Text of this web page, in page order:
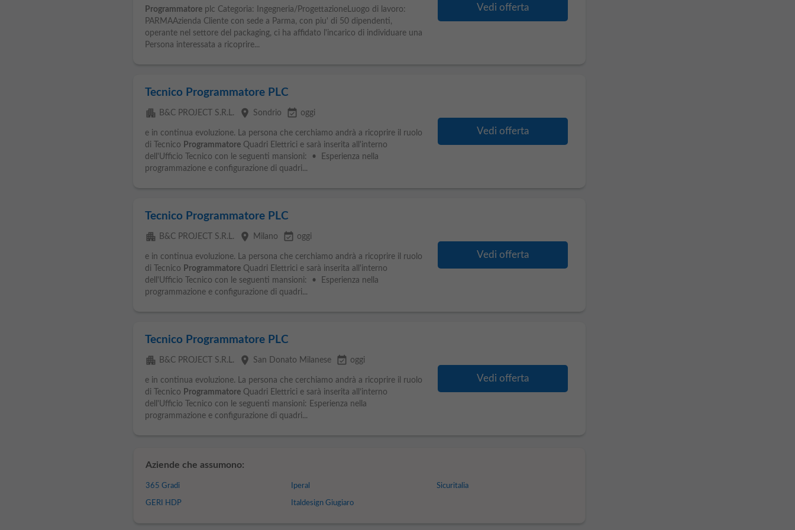
Programmatoreplc Categoria: Ingegneria/ProgettazioneLuogo di lavoro:
PARMAAzienda Cliente con sede a Parma, con piu' di 50 dipendenti,
operante nel settore del packaging, ci ha affidato l'incarico di individuare una
Persona interessata a ricoprire...
Vedi offerta
Tecnico Programmatore PLC
apartment B&C PROJECT S.R.L. place Sondrio event_available oggi
e in continua evoluzione. La persona che cerchiamo andrà a ricoprire il ruolo
di Tecnico ProgrammatoreQuadri Elettrici e sarà inserita all'interno
dell'Ufficio Tecnico con le seguenti mansioni: • Esperienza nella
programmazione e configurazione di quadri...
Vedi offerta
Tecnico Programmatore PLC
apartment B&C PROJECT S.R.L. place Milano event_available oggi
e in continua evoluzione. La persona che cerchiamo andrà a ricoprire il ruolo
di Tecnico ProgrammatoreQuadri Elettrici e sarà inserita all'interno
dell'Ufficio Tecnico con le seguenti mansioni: • Esperienza nella
programmazione e configurazione di quadri...
Vedi offerta
Tecnico Programmatore PLC
apartment B&C PROJECT S.R.L. place San Donato Milanese event_available oggi
e in continua evoluzione. La persona che cerchiamo andrà a ricoprire il ruolo
di Tecnico ProgrammatoreQuadri Elettrici e sarà inserita all’interno
dell'Ufficio Tecnico con le seguenti mansioni: Esperienza nella
programmazione e configurazione di quadri...
Vedi offerta
Aziende che assumono:
365 Gradi
GERI HDP
Iperal
Italdesign Giugiaro
Sicuritalia